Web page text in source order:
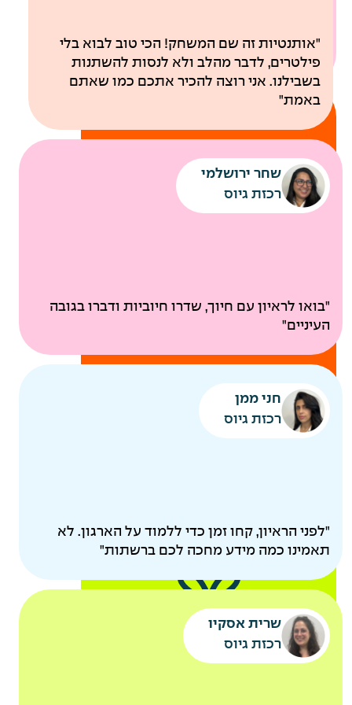
לבריאות
ביטוח בריאות קולקטיבי
בדיקות רפואיות תקופתיות
הורים
קייטנות מסובסדות
אקסטרא חופש להורים
לאחר ותק של שנה
"אותנטיות זה שם המשחק! הכי טוב לבוא בלי
פילטרים, לדבר מהלב ולא לנסות להשתנות
בשבילנו. אני רוצה להכיר אתכם כמו שאתם
באמת"
שחר ירושלמי
רכזת גיוס
"בואו לראיון עם חיוך, שדרו חיוביות ודברו בגובה
העיניים"
חני ממן
רכזת גיוס
"לפני הראיון, קחו זמן כדי ללמוד על הארגון. לא
תאמינו כמה מידע מחכה לכם ברשתות"
שרית אסקיו
רכזת גיוס